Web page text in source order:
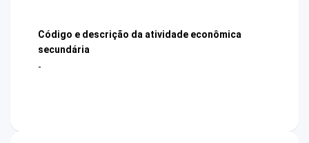
Código e descrição da atividade econômica
secundária
-